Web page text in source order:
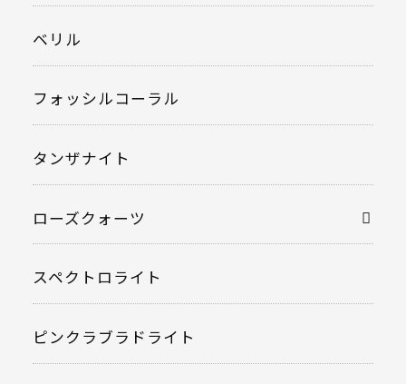
ベリル
フォッシルコーラル
タンザナイト
ローズクォーツ
スペクトロライト
ピンクラブラドライト